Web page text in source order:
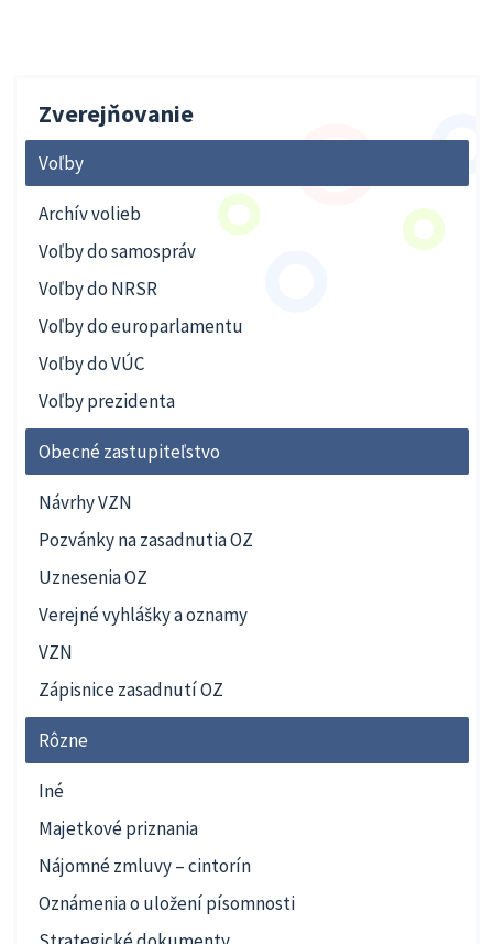
Zverejňovanie
Voľby
Archív volieb
Voľby do samospráv
Voľby do NRSR
Voľby do europarlamentu
Voľby do VÚC
Voľby prezidenta
Obecné zastupiteľstvo
Návrhy VZN
Pozvánky na zasadnutia OZ
Uznesenia OZ
Verejné vyhlášky a oznamy
VZN
Zápisnice zasadnutí OZ
Rôzne
Iné
Majetkové priznania
Nájomné zmluvy – cintorín
Oznámenia o uložení písomnosti